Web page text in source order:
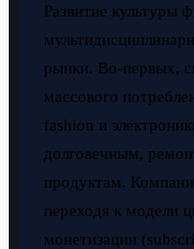
Развитие культуры
рынки. Во-первых,
массового
fashion и
долговечным,
продуктам.
переходя к модели
монетизации